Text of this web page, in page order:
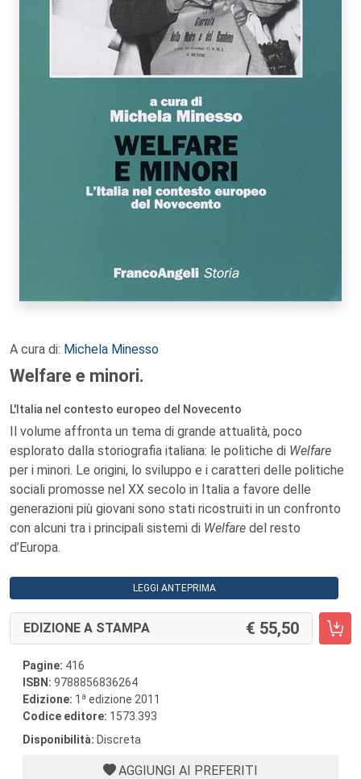
A cura di: Michela Minesso
Welfare e minori.
L'Italia nel contesto europeo del Novecento
Il volume affronta un tema di grande attualità, poco
esplorato dalla storiografia italiana: le politiche di Welfare
per i minori. Le origini, lo sviluppo e i caratteri delle politiche
sociali promosse nel XX secolo in Italia a favore delle
generazioni più giovani sono stati ricostruiti in un confronto
con alcuni tra i principali sistemi di Welfare del resto
d’Europa.
LEGGI ANTEPRIMA
EDIZIONE A STAMPA 55,50
Pagine: 416
ISBN: 9788856836264
Edizione: 1 a edizione 2011
Codice editore: 1573.393
Disponibilità: Discreta
AGGIUNGI AI PREFERITI